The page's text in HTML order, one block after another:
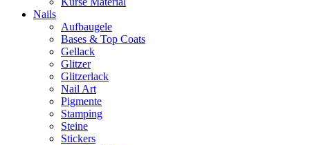
Nails
Aufbaugele
Bases & Top Coats
Gellack
Glitzer
Glitzerlack
Nail Art
Pigmente
Stamping
Steine
Stickers